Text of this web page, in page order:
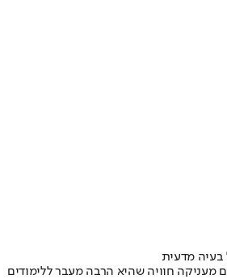
בעיה מדעית
מעניקה חוויה שהיא הרבה מעבר ללימודים